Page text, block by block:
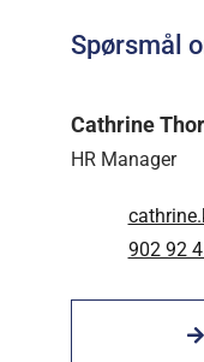
Spørsmål
Cathrine
HR Manager
902 92